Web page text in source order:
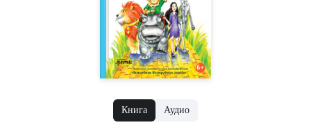
Книга Аудио